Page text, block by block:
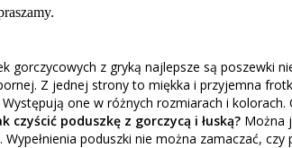
z gryką najlepsze są poszewki
Z jednej strony to miękka i przyjemna
one w różnych rozmiarach i kolorach.
czyścić poduszkę z gorczycą i łuską? Można
poduszki nie można zamaczać, czy